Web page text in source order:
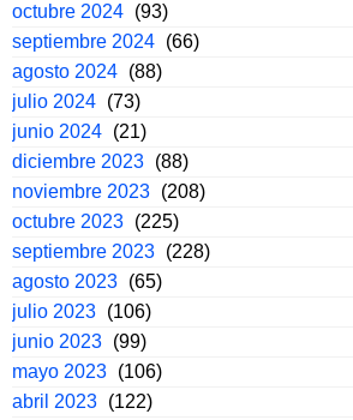
octubre 2024 (93)
septiembre 2024 (66)
agosto 2024 (88)
julio 2024 (73)
junio 2024 (21)
diciembre 2023 (88)
noviembre 2023 (208)
octubre 2023 (225)
septiembre 2023 (228)
agosto 2023 (65)
julio 2023 (106)
junio 2023 (99)
mayo 2023 (106)
abril 2023 (122)